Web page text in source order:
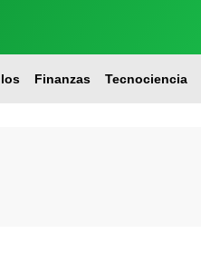
Finanzas Tecnociencia